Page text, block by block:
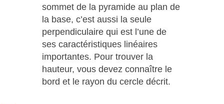
sommet de la pyramide au plan de
la base, c’est aussi la seule
perpendiculaire qui est l’une de
ses caractéristiques linéaires
importantes. Pour trouver la
hauteur, vous devez connaître le
bord et le rayon du cercle décrit.